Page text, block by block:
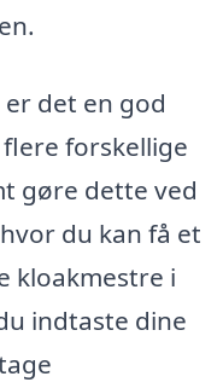
det en god
forskellige
gøre dette ved
du kan få et
kloakmestre i
indtaste dine